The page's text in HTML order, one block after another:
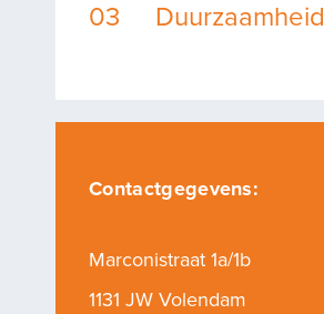
03
Duurzaamheid
Contactgegevens:
Marconistraat 1a/1b
1131 JW Volendam